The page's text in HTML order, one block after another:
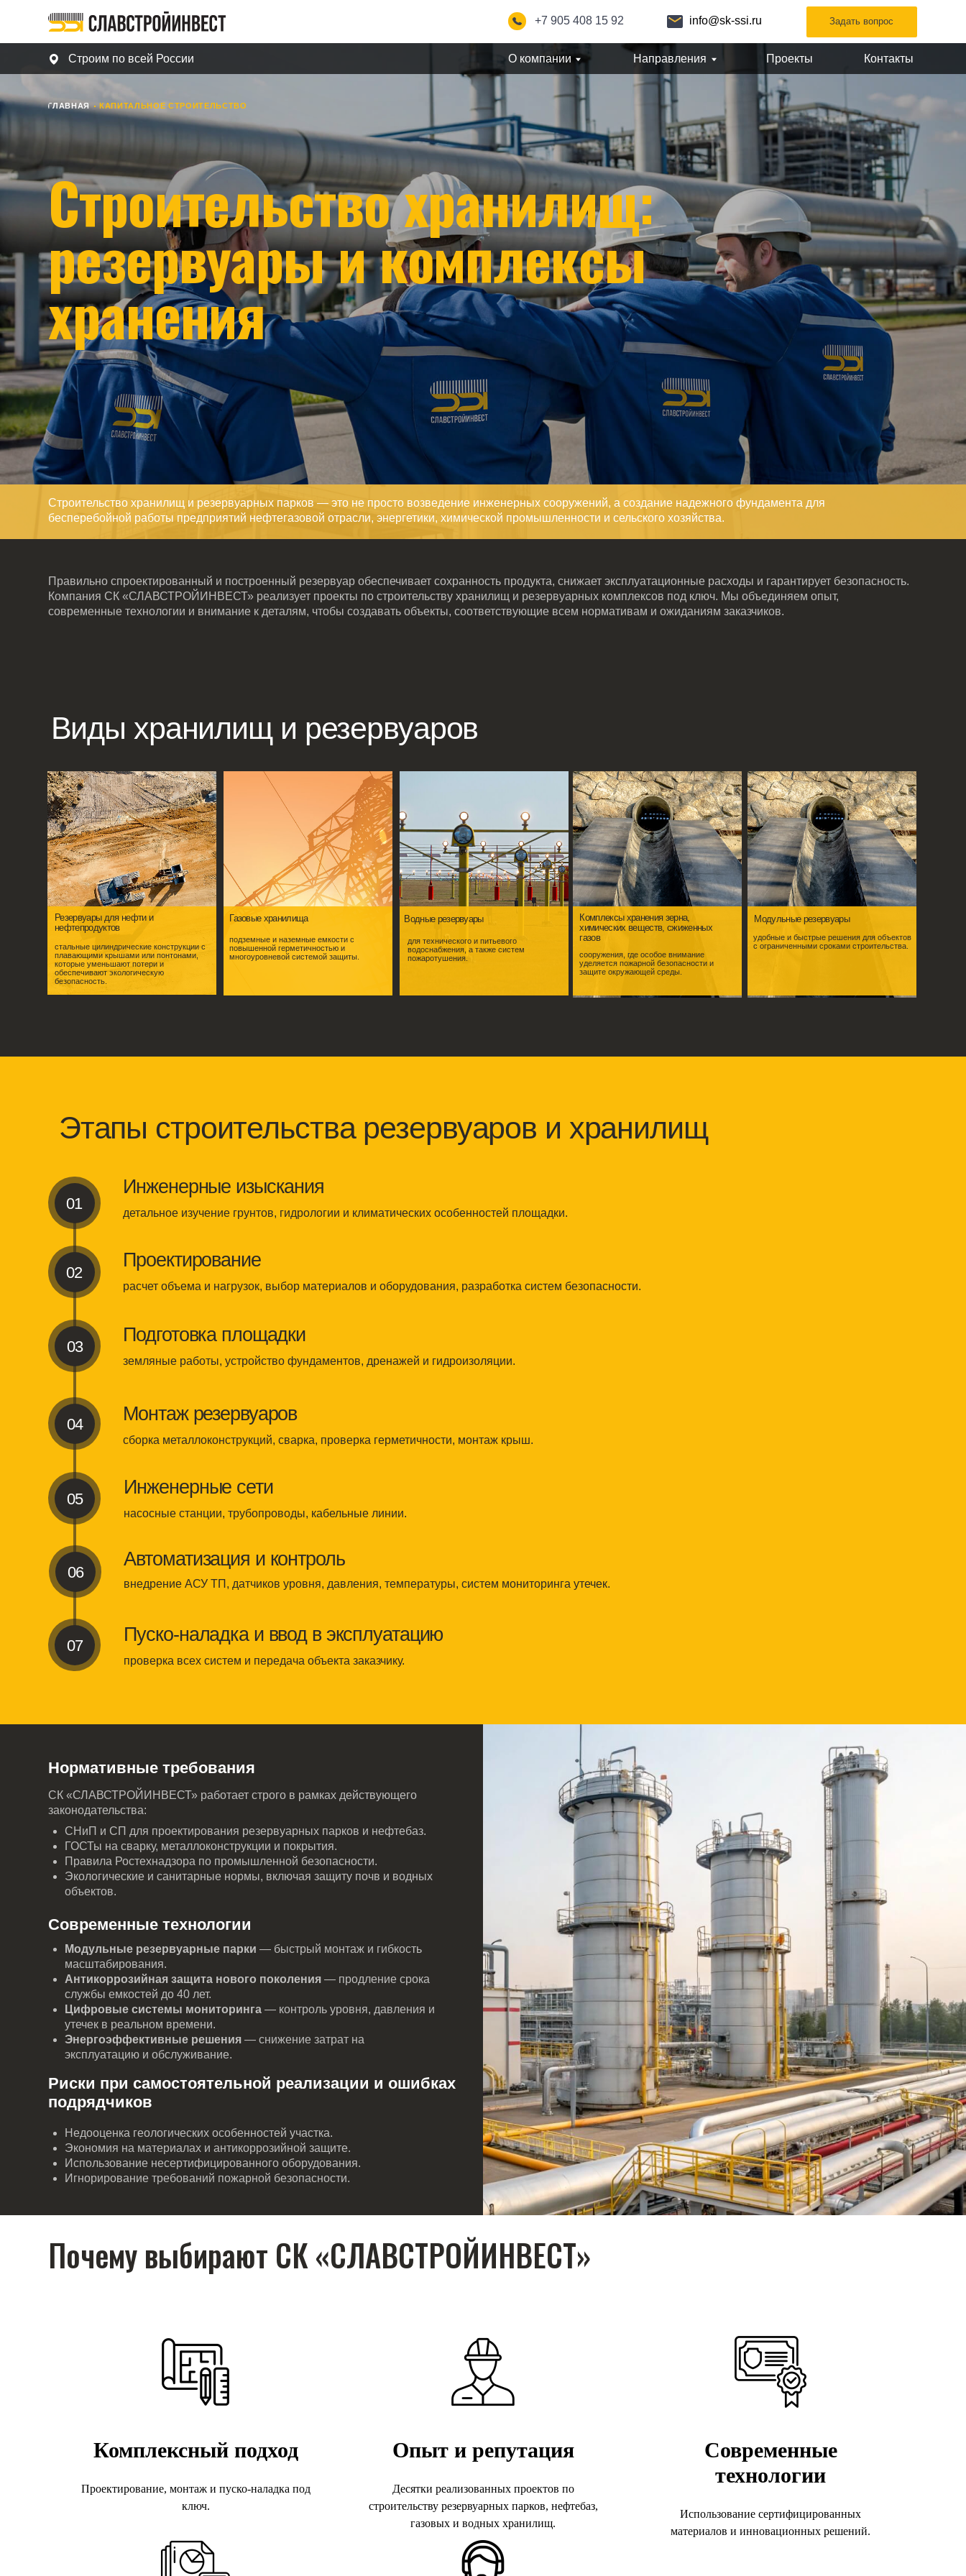
+7 905 408 15 92 info@sk-ssi.ru
Строим по всей России О компании Направления Контакты
Задать вопрос
Строительство хранилищ:
резервуары и комплексы
хранения
Строительство хранилищ и резервуарных парков — это не просто возведение инженерных сооружений, а создание надежного фундамента для
бесперебойной работы предприятий нефтегазовой отрасли, энергетики, химической промышленности и сельского хозяйства.
Правильно спроектированный и построенный резервуар обеспечивает сохранность продукта, снижает эксплуатационные расходы и гарантирует безопасность.
удобные и быстрые решения для объектов
с ограниченными сроками строительства.
Модульные резервуары
Резервуары для нефти и
нефтепродуктов
Газовые хранилища Водные резервуары
Комплексы хранения зерна,
химических веществ, сжиженных
газов
сооружения, где особое внимание
уделяется пожарной безопасности и
защите окружающей среды.
для технического и питьевого
водоснабжения, а также систем
пожаротушения.
подземные и наземные емкости с
повышенной герметичностью и
многоуровневой системой защиты.
стальные цилиндрические конструкции с
плавающими крышами или понтонами,
которые уменьшают потери и
обеспечивают экологическую
безопасность.
сборка металлоконструкций, сварка, проверка герметичности, монтаж крыш.
Монтаж резервуаров
Инженерные сети
проверка всех систем и передача объекта заказчику.
внедрение АСУ ТП, датчиков уровня, давления, температуры, систем мониторинга утечек.
04
05
07
06
земляные работы, устройство фундаментов, дренажей и гидроизоляции.
Подготовка площадки
03
расчет объема и нагрузок, выбор материалов и оборудования, разработка систем безопасности.
Проектирование
02
Инженерные изыскания
Этапы строительства резервуаров и хранилищ
Экономия на материалах и антикоррозийной защите.
Использование несертифицированного оборудования.
Игнорирование требований пожарной безопасности.
законодательства:
СНиП и СП для проектирования резервуарных парков и нефтебаз.
ГОСТы на сварку, металлоконструкции и покрытия.
Правила Ростехнадзора по промышленной безопасности.
Риски при самостоятельной реализации и ошибках
подрядчиков
Антикоррозийная защита нового поколения
Цифровые системы мониторинга— контроль уровня, давления и
утечек в реальном времени.
эксплуатацию и обслуживание.
Нормативные требования
Почему выбирают СК «СЛАВСТРОЙИНВЕСТ»
Комплексный подход
Проектирование, монтаж и пуско-наладка под
ключ.
Опыт и репутация
Десятки реализованных проектов по
строительству резервуарных парков, нефтебаз,
газовых и водных хранилищ.
Современные
технологии
Использование сертифицированных
материалов и инновационных решений.
СК «СЛАВСТРОЙИНВЕСТ» — надежный партнер в строительстве хранилищ и резервуарных комплексов. Наши объекты служат десятилетиями, сохраняя